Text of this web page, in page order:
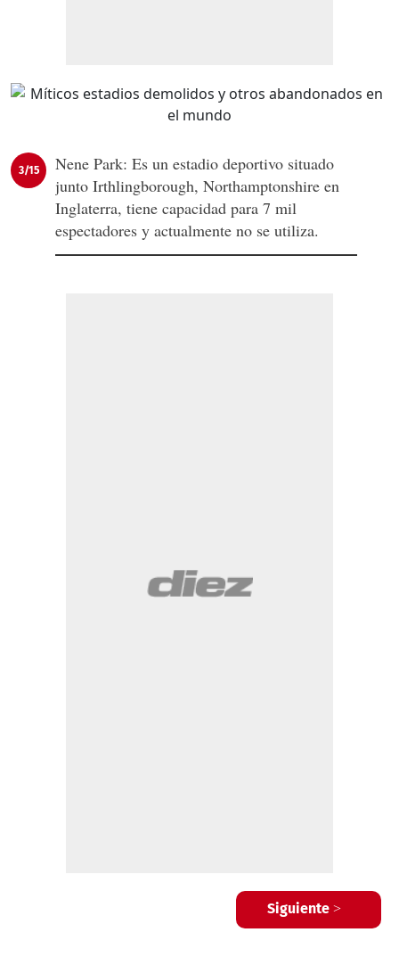
3/15
Nene Park: Es un estadio deportivo situado
junto Irthlingborough, Northamptonshire en
Inglaterra, tiene capacidad para 7 mil
espectadores y actualmente no se utiliza.
Siguiente >